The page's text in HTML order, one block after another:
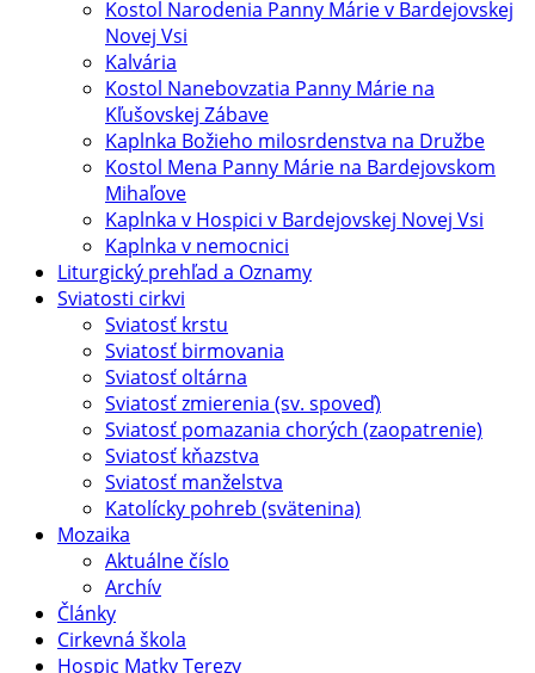
Kostol Narodenia Panny Márie v Bardejovskej
Novej Vsi
Kalvária
Kostol Nanebovzatia Panny Márie na
Kľušovskej Zábave
Kaplnka Božieho milosrdenstva na Družbe
Kostol Mena Panny Márie na Bardejovskom
Mihaľove
Kaplnka v Hospici v Bardejovskej Novej Vsi
Kaplnka v nemocnici
Liturgický prehľad a Oznamy
Sviatosti cirkvi
Sviatosť krstu
Sviatosť birmovania
Sviatosť oltárna
Sviatosť zmierenia (sv. spoveď)
Sviatosť pomazania chorých (zaopatrenie)
Sviatosť kňazstva
Sviatosť manželstva
Katolícky pohreb (svätenina)
Mozaika
Aktuálne číslo
Archív
Články
Cirkevná škola
Hospic Matky Terezy